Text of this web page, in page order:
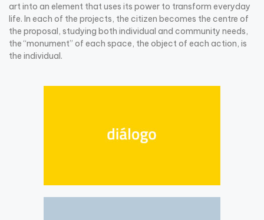
art into an element that uses its power to transform everyday
life. In each of the projects, the citizen becomes the centre of
the proposal, studying both individual and community needs,
the “monument” of each space, the object of each action, is
the individual.